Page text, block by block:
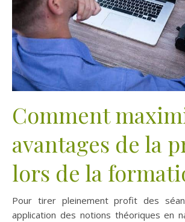
Comment
avantages de la
lors de la
Pour tirer pleinement profit des
application des notions théoriques en